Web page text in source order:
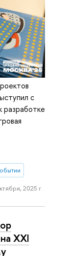
с
2025 г.
XXI